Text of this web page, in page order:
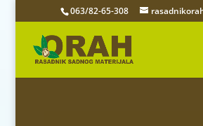
063/82-65-308